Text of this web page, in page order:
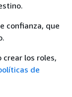
confianza, que
crear los roles,
de